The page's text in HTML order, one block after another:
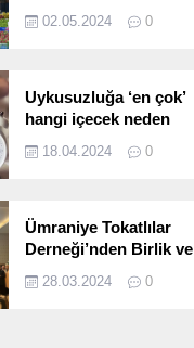
02.05.2024 0
Uykusuzluğa ‘en çok’
hangi içecek neden
18.04.2024 0
Ümraniye Tokatlılar
Derneği’nden Birlik ve
Programı
28.03.2024 0